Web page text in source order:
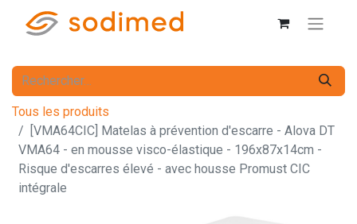
Tous les produits
[VMA64CIC] Matelas à prévention d'escarre - Alova DT
VMA64 - en mousse visco-élastique - 196x87x14cm -
Risque d'escarres élevé - avec housse Promust CIC
intégrale